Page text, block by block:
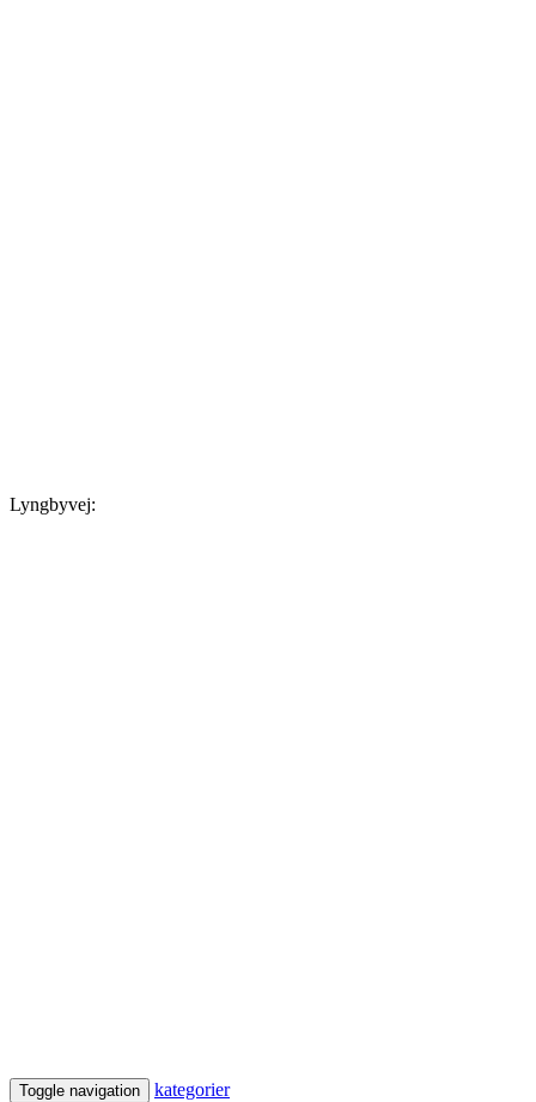
Lyngbyvej:
Toggle navigation kategorier